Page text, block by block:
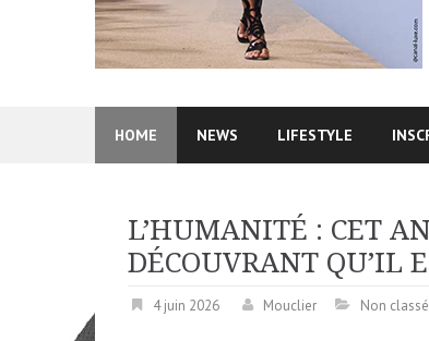
HOME NEWS LIFESTYLE
L’HUMANITÉ : CET
DÉCOUVRANT QU’IL
4 juin 2026 Mouclier Non classé